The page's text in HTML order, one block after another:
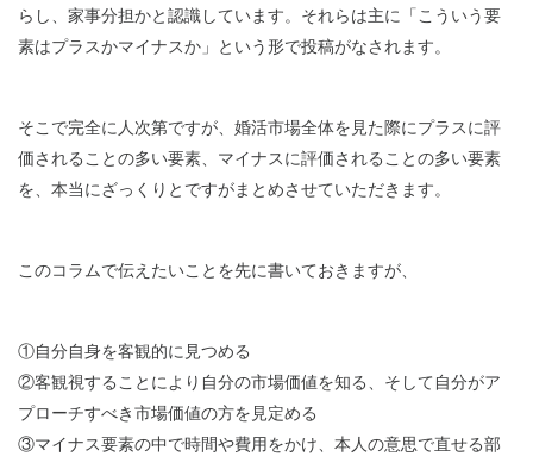
らし、家事分担かと認識しています。それらは主に「こういう要
素はプラスかマイナスか」という形で投稿がなされます。
そこで完全に人次第ですが、婚活市場全体を見た際にプラスに評
価されることの多い要素、マイナスに評価されることの多い要素
を、本当にざっくりとですがまとめさせていただきます。
このコラムで伝えたいことを先に書いておきますが、
①自分自身を客観的に見つめる
②客観視することにより自分の市場価値を知る、そして自分がア
プローチすべき市場価値の方を見定める
③マイナス要素の中で時間や費用をかけ、本人の意思で直せる部